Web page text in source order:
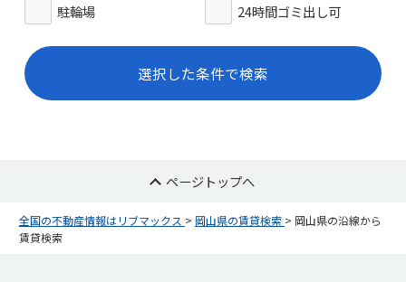
駐輪場
24時間ゴミ出し可
選択した条件で検索
ページトップへ
全国の不動産情報はリブマックス > 岡山県の賃貸検索 > 岡山県の沿線から
賃貸検索